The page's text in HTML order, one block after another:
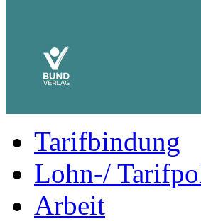
Tarifbindung
Lohn-/
Arbeit